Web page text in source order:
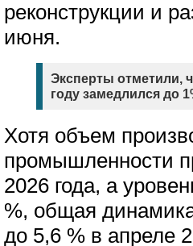
реконструкции и
июня.
Эксперты отметили,
году замедлился до
Хотя объем
промышленности
2026 года, а
%, общая
до 5,6 % в апреле